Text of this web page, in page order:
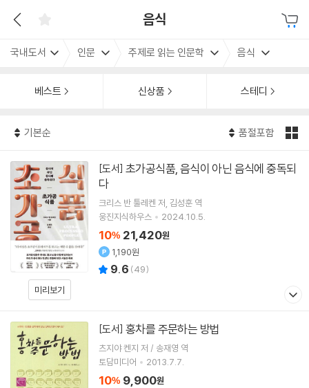
음식
국내도서 인문 주제로 읽는 인문학 음식
베스트 신상품 스테디
기본순 품절포함
미리보기
[도서]
다
크리스 반 툴레켄 저 김성훈 역
웅진지식하우스
2024.10.5.
10% 21,420원
1,190원
9.6 (49)
[도서] 홍차를 주문하는 방법
츠지야 켄지 저 / 송재영 역
토담미디어
2013.7.7.
10% 9,900원